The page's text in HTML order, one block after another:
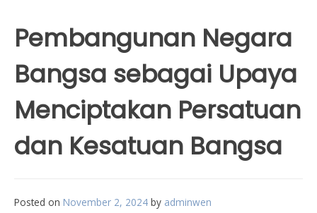
Pembangunan Negara
Bangsa sebagai Upaya
Menciptakan Persatuan
dan Kesatuan Bangsa
Posted on November 2, 2024 by adminwen